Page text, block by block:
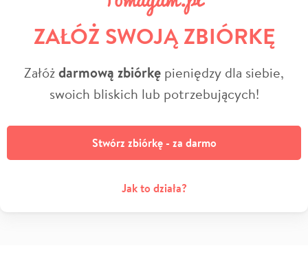
ZAŁÓŻ SWOJĄ ZBIÓRKĘ
Załóżdarmową zbiórkę pieniędzy dla siebie,
swoich bliskich lub potrzebujących!
Stwórz zbiórkę - za darmo
Jak to działa?